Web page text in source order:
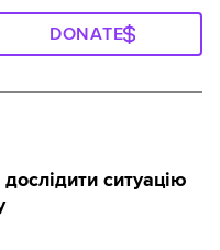
DONATE
ситуацію